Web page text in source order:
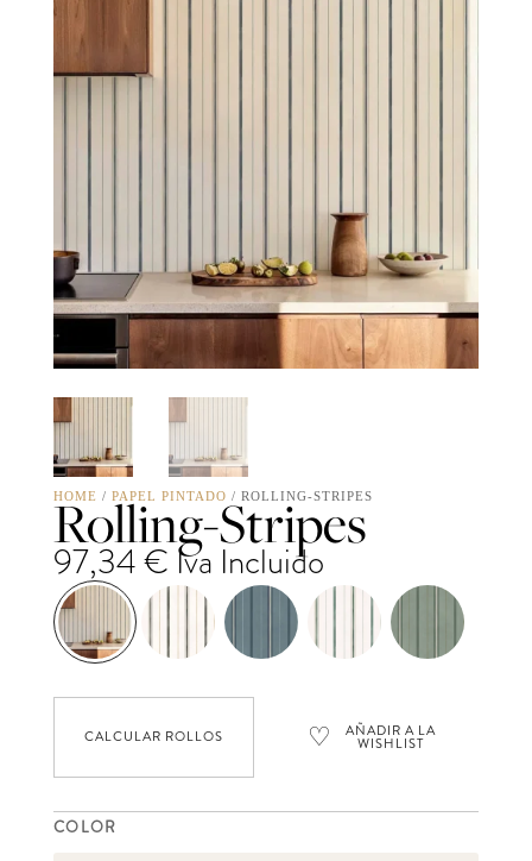
HOME / PAPEL PINTADO / ROLLING-STRIPES
Rolling-Stripes
97,34€ Iva Incluido
CALCULAR ROLLOS ♡ AÑADIR A LA
WISHLIST
COLOR